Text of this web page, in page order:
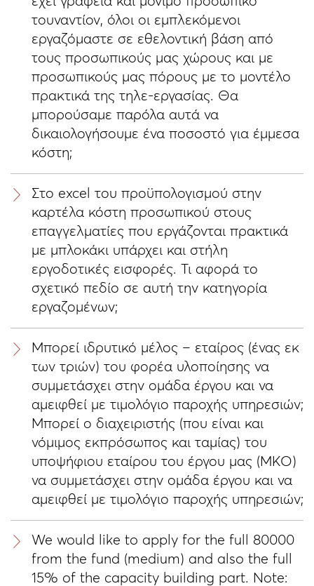
τουναντίον, όλοι οι εμπλεκόμενοι
εργαζόμαστε σε εθελοντική βάση από
τους προσωπικούς μας χώρους και με
προσωπικούς μας πόρους με το μοντέλο
πρακτικά της τηλε-εργασίας. Θα
μπορούσαμε παρόλα αυτά να
δικαιολογήσουμε ένα ποσοστό για έμμεσα
κόστη;
Στο excel του προϋπολογισμού στην
καρτέλα κόστη προσωπικού στους
επαγγελματίες που εργάζονται πρακτικά
με μπλοκάκι υπάρχει και στήλη
εργοδοτικές εισφορές. Τι αφορά το
σχετικό πεδίο σε αυτή την κατηγορία
εργαζομένων;
Μπορεί ιδρυτικό μέλος – εταίρος (ένας εκ
των τριών) του φορέα υλοποίησης να
συμμετάσχει στην ομάδα έργου και να
αμειφθεί με τιμολόγιο παροχής υπηρεσιών;
Μπορεί ο διαχειριστής (που είναι και
νόμιμος εκπρόσωπος και ταμίας) του
υποψήφιου εταίρου του έργου μας (ΜΚΟ)
να συμμετάσχει στην ομάδα έργου και να
αμειφθεί με τιμολόγιο παροχής υπηρεσιών;
We would like to apply for the full 80000
from the fund (medium) and also the full
15% of the capacity building part. Note: